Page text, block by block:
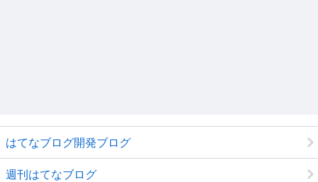
はてなブログ開発ブログ
週刊はてなブログ